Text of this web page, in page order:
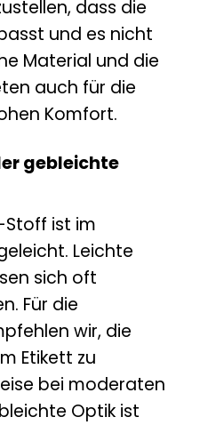
dass die
und es nicht
Material und die
auch für die
Komfort.
gebleichte
ist im
Leichte
sich oft
Für die
wir, die
Etikett zu
bei moderaten
Optik ist